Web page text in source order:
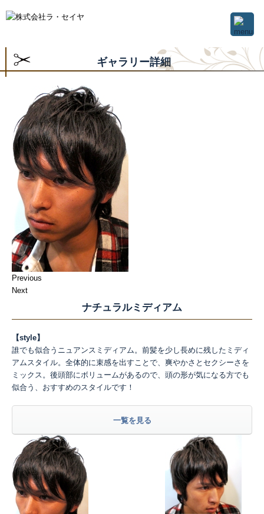
ギャラリー詳細
Previous
Next
ナチュラルミディアム
【style】
誰でも似合うニュアンスミディアム。前髪を少し長めに残したミディ
アムスタイル。全体的に束感を出すことで、爽やかさとセクシーさを
ミックス。後頭部にボリュームがあるので、頭の形が気になる方でも
似合う、おすすめのスタイルです！
一覧を見る